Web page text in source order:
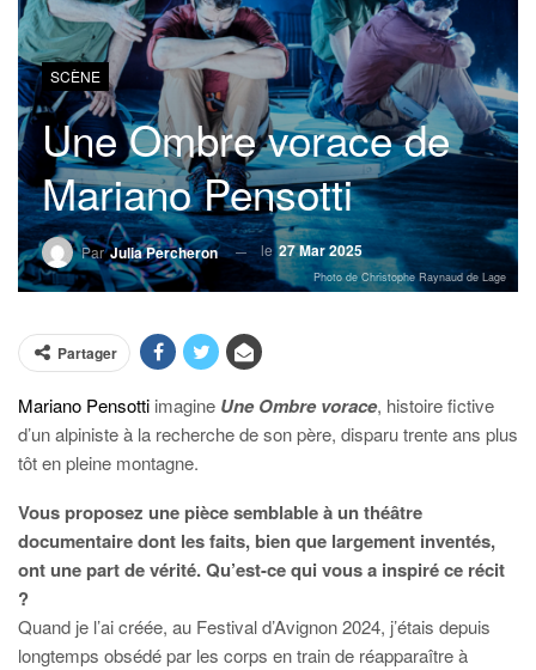
SCÈNE
Une Ombre vorace de
Mariano Pensotti
ParJulia Percheron le 27 Mar 2025
Photo de Christophe Raynaud de Lage
Partager
Mariano Pensotti imagine Une Ombre vorace, histoire fictive
d’un alpiniste à la recherche de son père, disparu trente ans plus
tôt en pleine montagne.
Vous proposez une pièce semblable à un théâtre
documentaire dont les faits, bien que largement inventés,
ont une part de vérité. Qu’est-ce qui vous a inspiré ce récit
?
Quand je l’ai créée, au Festival d’Avignon 2024, j’étais depuis
longtemps obsédé par les corps en train de réapparaître à